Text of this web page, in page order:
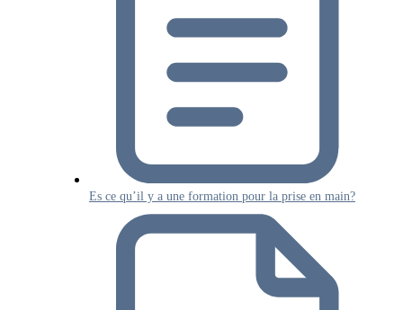
Es ce qu’il y a une formation pour la prise en main?